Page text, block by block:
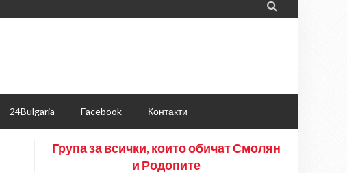

24Bulgaria Facebook Контакти
Група за всички, които обичат Смолян
и Родопите